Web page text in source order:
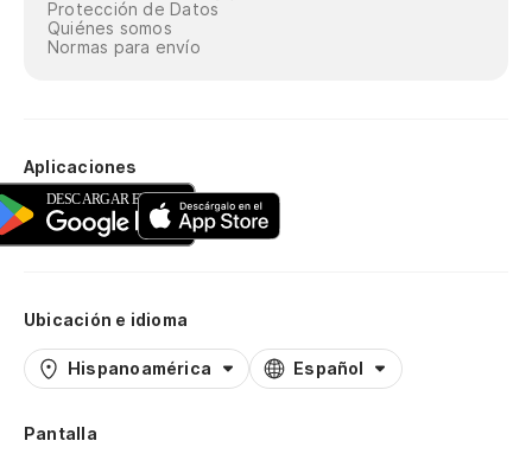
Protección de Datos
Quiénes somos
Normas para envío
Aplicaciones
Ubicación e idioma
Hispanoamérica Español
Pantalla